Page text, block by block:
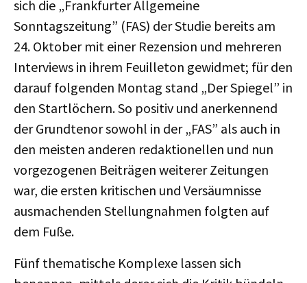
sich die „Frankfurter Allgemeine
Sonntagszeitung” (FAS) der Studie bereits am
24. Oktober mit einer Rezension und mehreren
Interviews in ihrem Feuilleton gewidmet; für den
darauf folgenden Montag stand „Der Spiegel” in
den Startlöchern. So positiv und anerkennend
der Grundtenor sowohl in der „FAS” als auch in
den meisten anderen redaktionellen und nun
vorgezogenen Beiträgen weiterer Zeitungen
war, die ersten kritischen und Versäumnisse
ausmachenden Stellungnahmen folgten auf
dem Fuße.
Fünf thematische Komplexe lassen sich